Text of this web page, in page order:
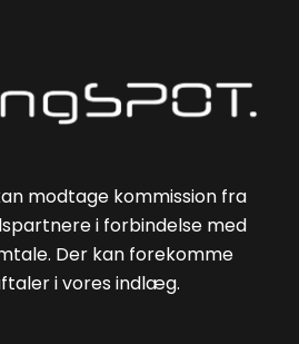
modtage kommission fra
i forbindelse med
Der kan forekomme
i vores indlæg.